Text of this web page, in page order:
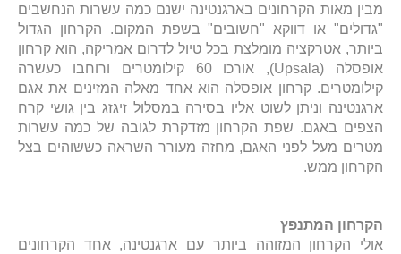
מבין מאות הקרחונים בארגנטינה ישנם כמה עשרות הנחשבים
"גדולים" או דווקא "חשובים" בשפת המקום.
הקרחון הגדול
ביותר, אטרקציה מומלצת בכל טיול לדרום אמריקה, הוא קרחון
אופסלה (Upsala), אורכו 60 קילומטרים ורוחבו כעשרה
קילומטרים. קרחון אופסלה הוא אחד מאלה המזינים את אגם
ארגנטינה וניתן לשוט אליו בסירה במסלול זיגזג בין גושי קרח
הצפים באגם. שפת הקרחון מזדקרת לגובה של כמה עשרות
מטרים מעל לפני האגם, מחזה מעורר השראה כששוהים בצל
הקרחון ממש.
הקרחון המתנפץ
אולי הקרחון המזוהה ביותר עם ארגנטינה, אחד הקרחונים